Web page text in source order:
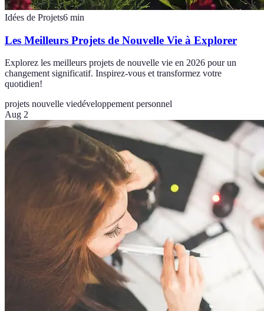
Idées de Projets6 min
Les Meilleurs Projets de Nouvelle Vie à Explorer
Explorez les meilleurs projets de nouvelle vie en 2026 pour un
changement significatif. Inspirez-vous et transformez votre
quotidien!
projets nouvelle viedéveloppement personnel
Aug 2